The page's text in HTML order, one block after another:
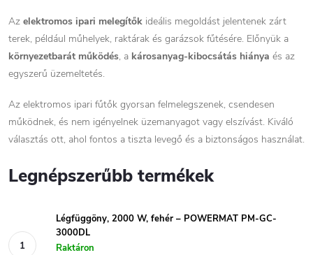
Az elektromos ipari melegítők ideális megoldást jelentenek zárt
terek, például műhelyek, raktárak és garázsok fűtésére. Előnyük a
környezetbarát működés, a károsanyag-kibocsátás hiánya és az
egyszerű üzemeltetés.
Az elektromos ipari fűtők gyorsan felmelegszenek, csendesen
működnek, és nem igényelnek üzemanyagot vagy elszívást. Kiváló
választás ott, ahol fontos a tiszta levegő és a biztonságos használat.
Legnépszerűbb termékek
Légfüggöny, 2000 W, fehér – POWERMAT PM-GC-
3000DL
Raktáron